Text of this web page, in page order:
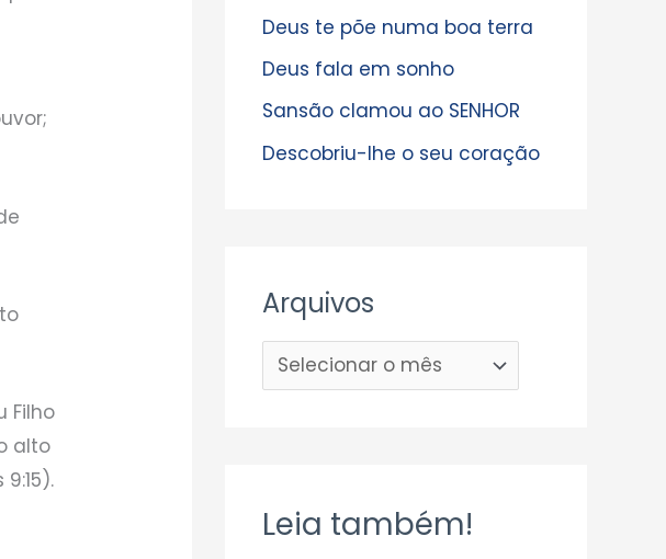
Filho
alto
Deus te põe numa boa terra
Deus fala em sonho
Sansão clamou ao SENHOR
Descobriu-lhe o seu coração
Arquivos
Leia também!